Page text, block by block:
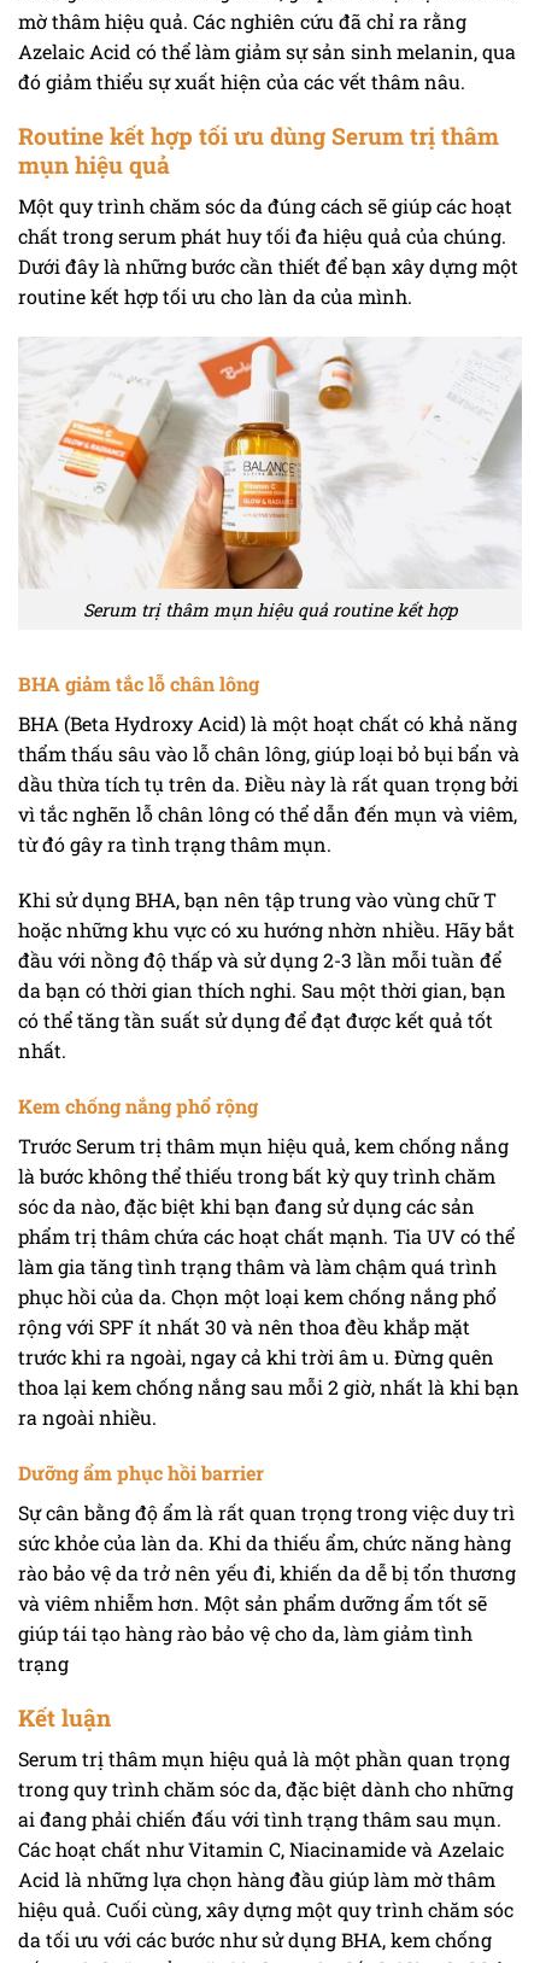
mờ thâm hiệu quả. Các nghiên cứu đã chỉ ra rằng
Azelaic Acid có thể làm giảm sự sản sinh melanin, qua
đó giảm thiểu sự xuất hiện của các vết thâm nâu.
Routine kết hợp tối ưu dùng Serum trị thâm
mụn hiệu quả
Một quy trình chăm sóc da đúng cách sẽ giúp các hoạt
chất trong serum phát huy tối đa hiệu quả của chúng.
Dưới đây là những bước cần thiết để bạn xây dựng một
routine kết hợp tối ưu cho làn da của mình.
Serum trị thâm mụn hiệu quả routine kết hợp
BHA giảm tắc lỗ chân lông
BHA (Beta Hydroxy Acid) là một hoạt chất có khả năng
thẩm thấu sâu vào lỗ chân lông, giúp loại bỏ bụi bẩn và
dầu thừa tích tụ trên da. Điều này là rất quan trọng bởi
vì tắc nghẽn lỗ chân lông có thể dẫn đến mụn và viêm,
từ đó gây ra tình trạng thâm mụn.
Khi sử dụng BHA, bạn nên tập trung vào vùng chữ T
hoặc những khu vực có xu hướng nhờn nhiều. Hãy bắt
đầu với nồng độ thấp và sử dụng 2-3 lần mỗi tuần để
da bạn có thời gian thích nghi. Sau một thời gian, bạn
có thể tăng tần suất sử dụng để đạt được kết quả tốt
nhất.
Kem chống nắng phổ rộng
Trước Serum trị thâm mụn hiệu quả, kem chống nắng
là bước không thể thiếu trong bất kỳ quy trình chăm
sóc da nào, đặc biệt khi bạn đang sử dụng các sản
phẩm trị thâm chứa các hoạt chất mạnh. Tia UV có thể
làm gia tăng tình trạng thâm và làm chậm quá trình
phục hồi của da. Chọn một loại kem chống nắng phổ
rộng với SPF ít nhất 30 và nên thoa đều khắp mặt
trước khi ra ngoài, ngay cả khi trời âm u. Đừng quên
thoa lại kem chống nắng sau mỗi 2 giờ, nhất là khi bạn
ra ngoài nhiều.
Dưỡng ẩm phục hồi barrier
Sự cân bằng độ ẩm là rất quan trọng trong việc duy trì
sức khỏe của làn da. Khi da thiếu ẩm, chức năng hàng
rào bảo vệ da trở nên yếu đi, khiến da dễ bị tổn thương
và viêm nhiễm hơn. Một sản phẩm dưỡng ẩm tốt sẽ
giúp tái tạo hàng rào bảo vệ cho da, làm giảm tình
trạng
Kết luận
Serum trị thâm mụn hiệu quả là một phần quan trọng
trong quy trình chăm sóc da, đặc biệt dành cho những
ai đang phải chiến đấu với tình trạng thâm sau mụn.
Các hoạt chất như Vitamin C, Niacinamide và Azelaic
Acid là những lựa chọn hàng đầu giúp làm mờ thâm
hiệu quả. Cuối cùng, xây dựng một quy trình chăm sóc
da tối ưu với các bước như sử dụng BHA, kem chống